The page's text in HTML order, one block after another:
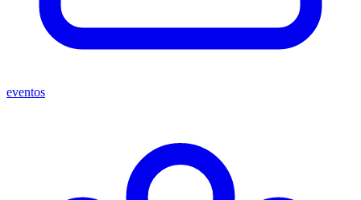
eventos